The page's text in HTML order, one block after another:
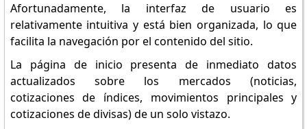
Afortunadamente, la interfaz de usuario es
relativamente intuitiva y está bien organizada, lo que
facilita la navegación por el contenido del sitio.
La página de inicio presenta de inmediato datos
actualizados sobre los mercados (noticias,
cotizaciones de índices, movimientos principales y
cotizaciones de divisas) de un solo vistazo.